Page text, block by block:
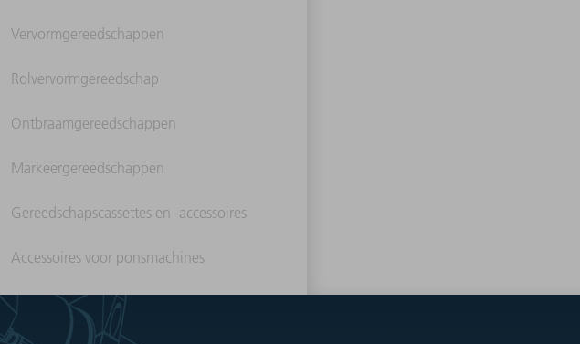
Vervormgereedschappen
Rolvervormgereedschap
Ontbraamgereedschappen
Markeergereedschappen
Gereedschapscassettes en -accessoires
Accessoires voor ponsmachines